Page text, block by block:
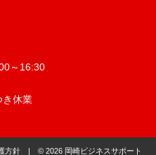
～16:30
休業
方針 | © 2026 岡崎ビジネスサポート